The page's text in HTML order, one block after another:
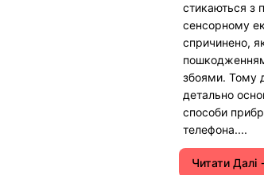
стикаються з
сенсорному
спричинено,
збоями. Тому
детально
способи
телефона....
Читати Далі